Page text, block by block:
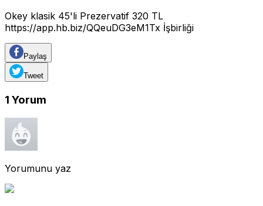
Okey klasik 45'li Prezervatif 320 TL
https://app.hb.biz/QQeuDG3eM1Tx İşbirliği
Paylaş
Tweet
1 Yorum
Yorumunu yaz